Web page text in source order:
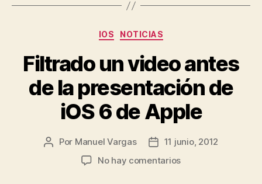
Categorías
IOS NOTICIAS
Filtrado un video antes
de la presentación de
iOS 6 de Apple
Autor
Por Manuel Vargas
Fecha11 junio, 2012
No hay comentariosen